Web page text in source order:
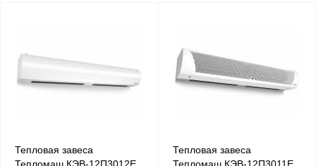
Тепловая завеса
Тепловая завеса